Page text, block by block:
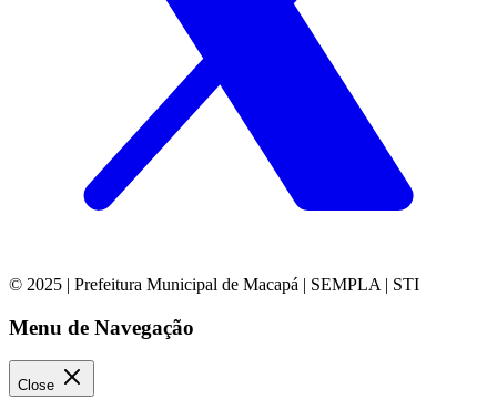
© 2025 | Prefeitura Municipal de Macapá | SEMPLA | STI
Menu de Navegação
Close